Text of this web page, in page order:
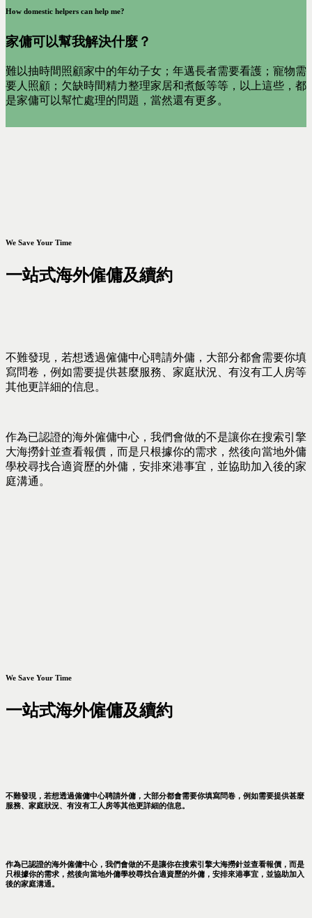
How domestic helpers can help me?
家傭可以幫我解決什麼？
難以抽時間照顧家中的年幼子女；年邁長者需要看護；寵物需
要人照顧；欠缺時間精力整理家居和煮飯等等，以上這些，都
是家傭可以幫忙處理的問題，當然還有更多。
We Save Your Time
一站式海外僱傭及續約
不難發現，若想透過僱傭中心聘請外傭，大部分都會需要你填
寫問卷，例如需要提供甚麼服務、家庭狀況、有沒有工人房等
其他更詳細的信息。
作為已認證的海外僱傭中心，我們會做的不是讓你在搜索引擎
大海撈針並查看報價，而是只根據你的需求，然後向當地外傭
學校尋找合適資歷的外傭，安排來港事宜，並協助加入後的家
庭溝通。
We Save Your Time
一站式海外僱傭及續約
不難發現，若想透過僱傭中心聘請外傭，大部分都會需要你填寫問卷，例如需要提供甚麼
服務、家庭狀況、有沒有工人房等其他更詳細的信息。
作為已認證的海外僱傭中心，我們會做的不是讓你在搜索引擎大海撈針並查看報價，而是
只根據你的需求，然後向當地外傭學校尋找合適資歷的外傭，安排來港事宜，並協助加入
後的家庭溝通。